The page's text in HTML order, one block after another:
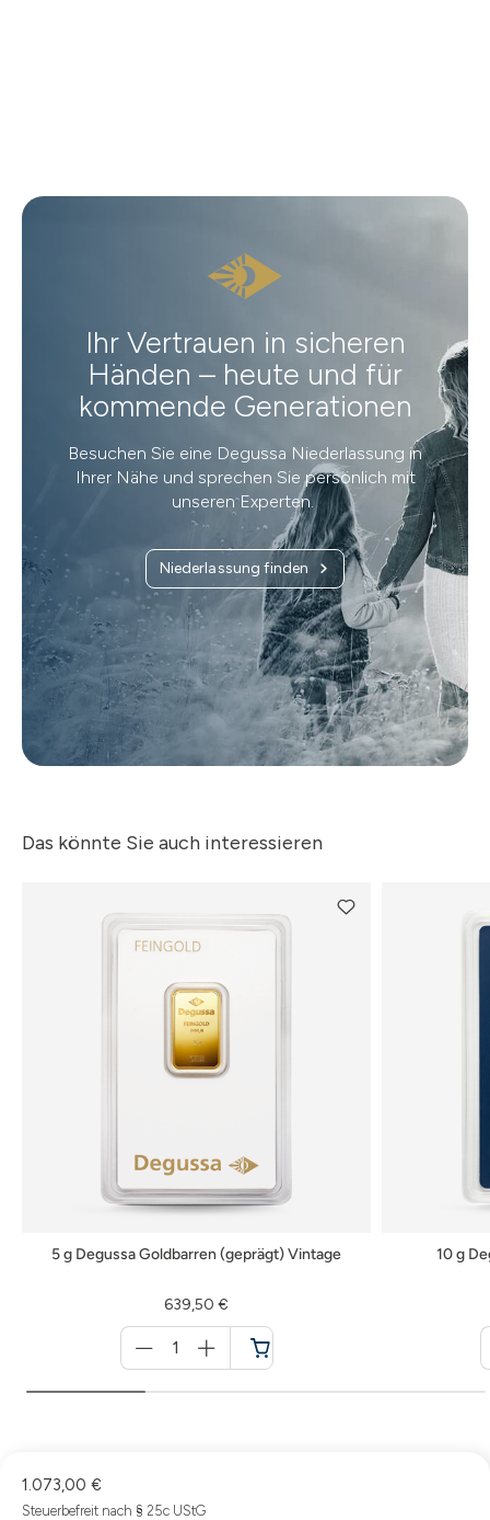
Ihr Vertrauen in sicheren
Händen – heute und für
kommende Generationen
Besuchen Sie eine Degussa Niederlassung in
Ihrer Nähe und sprechen Sie persönlich mit
unseren Experten.
Niederlassung finden
Das könnte Sie auch interessieren
5 g Degussa Goldbarren (geprägt) Vintage
639,50 €
für
Warenkorb
10 g
1.073,00 €
Steuerbefreit nach § 25c UStG